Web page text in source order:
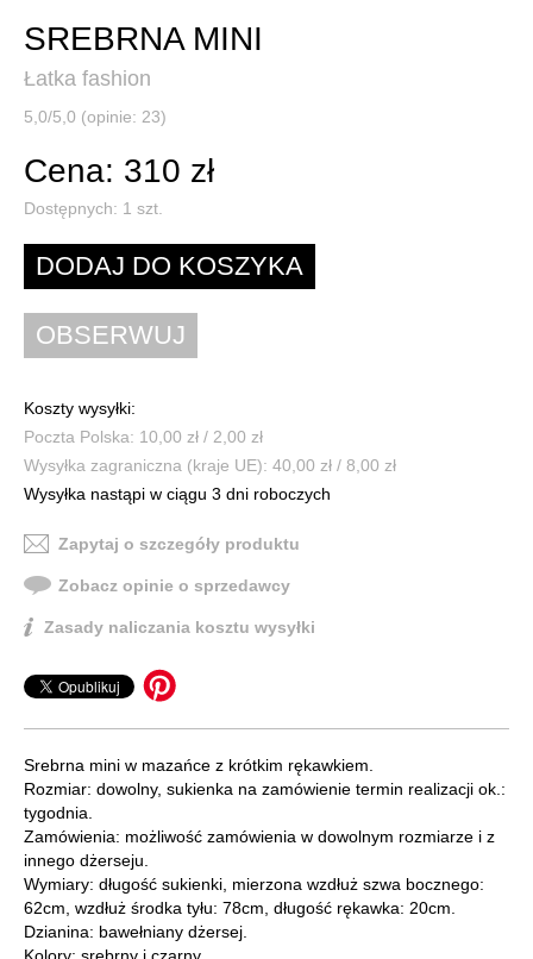
SREBRNA MINI
Łatka fashion
5,0/5,0 (opinie: 23)
Cena: 310 zł
Dostępnych: 1 szt.
Koszty wysyłki:
Poczta Polska: 10,00 zł / 2,00 zł
Wysyłka zagraniczna (kraje UE): 40,00 zł / 8,00 zł
Wysyłka nastąpi w ciągu 3 dni roboczych
Zapytaj o szczegóły produktu
Zobacz opinie o sprzedawcy
Zasady naliczania kosztu wysyłki
Srebrna mini w mazańce z krótkim rękawkiem.
Rozmiar: dowolny, sukienka na zamówienie termin realizacji ok.:
tygodnia.
Zamówienia: możliwość zamówienia w dowolnym rozmiarze i z
innego dżerseju.
Wymiary: długość sukienki, mierzona wzdłuż szwa bocznego:
62cm, wzdłuż środka tyłu: 78cm, długość rękawka: 20cm.
Dzianina: bawełniany dżersej.
Kolory: srebrny i czarny.